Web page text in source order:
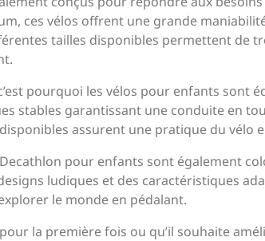
ces vélos offrent une grande
tailles disponibles permettent de
pourquoi les vélos pour enfants sont
stables garantissant une conduite en
assurent une pratique du vélo
pour enfants sont également
ludiques et des caractéristiques
le monde en pédalant.
la première fois ou qu’il souhaite